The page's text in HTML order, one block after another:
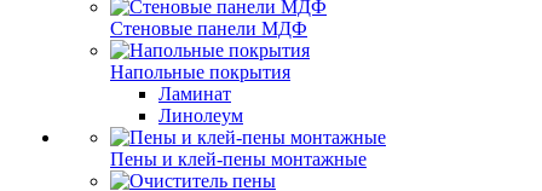
Стеновые панели МДФ
Напольные покрытия
Ламинат
Линолеум
Пены и клей-пены монтажные